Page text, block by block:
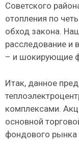
Советского
отопления по
обход закона.
расследование и
– и шокирующие
Итак, данное
комплексами.
основной
фондового